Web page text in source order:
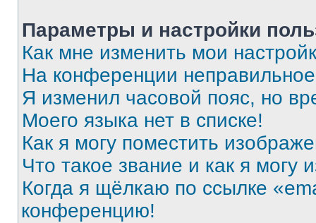
Параметры и настройки
Как мне изменить мои
На конференции
Я изменил часовой пояс, но
Моего языка нет в списке!
Как я могу поместить
Что такое звание и как я могу
Когда я щёлкаю по ссылке
конференцию!